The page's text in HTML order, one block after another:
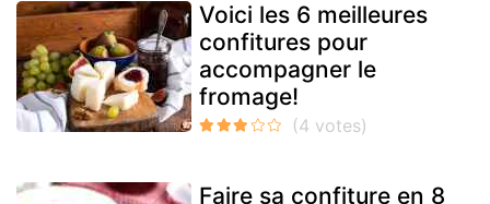
Voici les 6 meilleures
confitures pour
accompagner le
fromage!
Faire sa confiture en 8